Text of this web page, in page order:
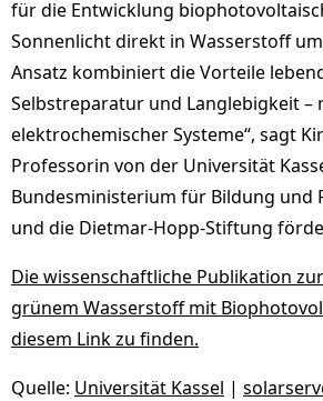
für die Entwicklung
Sonnenlicht direkt in Wasserstoff
Ansatz kombiniert die Vorteile
Selbstreparatur und Langlebigkeit –
elektrochemischer Systeme“, sagt
Professorin von der Universität
Bundesministerium für Bildung und
und die Dietmar-Hopp-Stiftung
Die wissenschaftliche Publikation
grünem Wasserstoff mit
diesem Link zu finden.
Quelle: Universität Kassel |